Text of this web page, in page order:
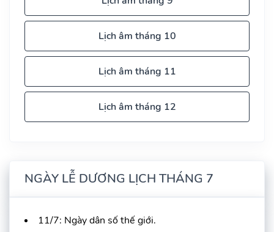
Lịch âm tháng 10
Lịch âm tháng 11
Lịch âm tháng 12
NGÀY LỄ DƯƠNG LỊCH THÁNG 7
11/7: Ngày dân số thế giới.